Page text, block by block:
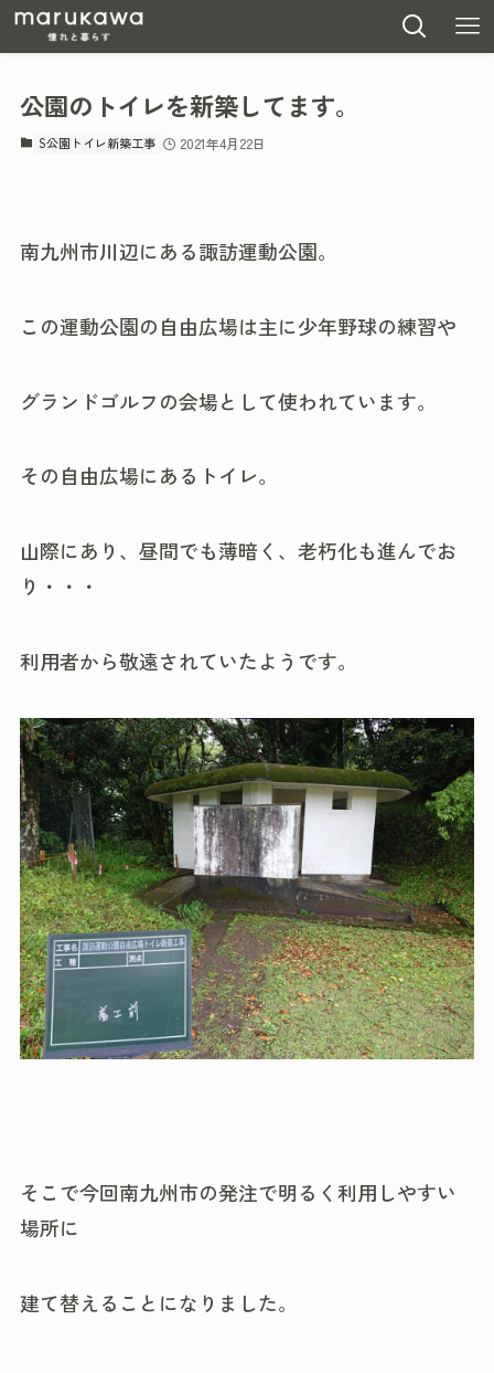
公園のトイレを新築してます。
S公園トイレ新築工事 2021年4月22日
南九州市川辺にある諏訪運動公園。
この運動公園の自由広場は主に少年野球の練習や
グランドゴルフの会場として使われています。
その自由広場にあるトイレ。
山際にあり、昼間でも薄暗く、老朽化も進んでお
り・・・
利用者から敬遠されていたようです。
そこで今回南九州市の発注で明るく利用しやすい
場所に
建て替えることになりました。